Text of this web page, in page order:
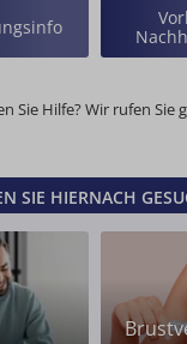
Sie Hilfe? Wir rufen Sie
SIE HIERNACH